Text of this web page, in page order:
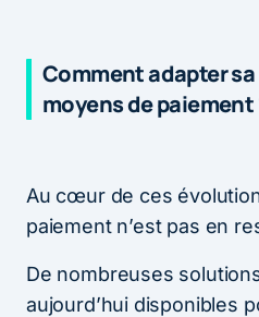
Comment adapter
moyens de paiement
Au cœur de ces
paiement n’est pas en
De nombreuses
aujourd’hui disponibles